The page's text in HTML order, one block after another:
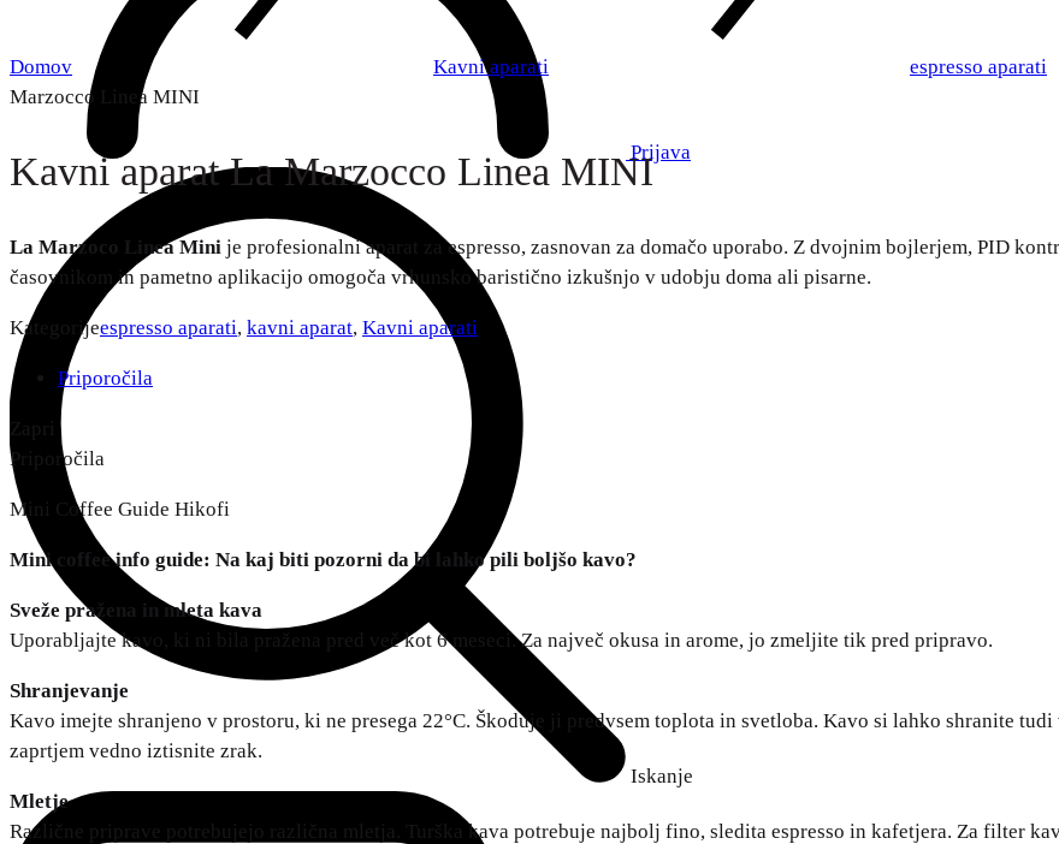
Prijava
Iskanje
Domov Kavni aparati espresso aparati
Marzocco Linea MINI
Kavni aparat La Marzocco Linea MINI
La Marzoco Linea Mini je profesionalni aparat za espresso, zasnovan za domačo uporabo. Z dvojnim bojlerjem, PID
časovnikom in pametno aplikacijo omogoča vrhunsko baristično izkušnjo v udobju doma ali pisarne.
Kategorijeespresso aparati, kavni aparat, Kavni aparati
Priporočila
Zapri
Priporočila
Mini Coffee Guide Hikofi
Mini coffee info guide: Na kaj biti pozorni da bi lahko pili boljšo kavo?
Sveže pražena in mleta kava
Uporabljajte kavo, ki ni bila pražena pred več kot 6 meseci. Za največ okusa in arome, jo zmeljite tik pred pripravo.
Shranjevanje
Kavo imejte shranjeno v prostoru, ki ne presega 22°C. Škoduje ji predvsem toplota in svetloba. Kavo si lahko shranite
zaprtjem vedno iztisnite zrak.
Mletje
Različne priprave potrebujejo različna mletja. Turška kava potrebuje najbolj fino, sledita espresso in kafetjera. Za filter